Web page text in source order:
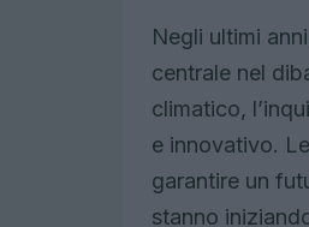
Negli ultimi
centrale nel
climatico,
e innovativo.
garantire un
stanno